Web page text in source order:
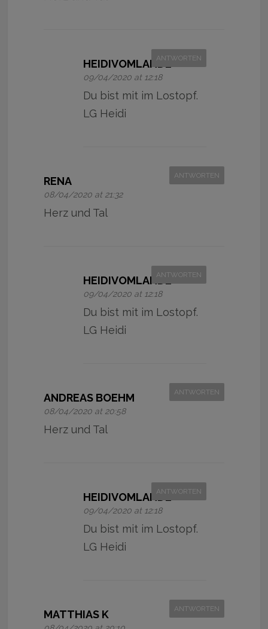
HEIDIVOMLANDE
09/04/2020 at 12:18
ANTWORTEN
Du bist mit im Lostopf.
LG Heidi
RENA
08/04/2020 at 21:32
ANTWORTEN
Herz und Tal
HEIDIVOMLANDE
09/04/2020 at 12:18
ANTWORTEN
Du bist mit im Lostopf.
LG Heidi
ANDREAS BOEHM
08/04/2020 at 20:58
ANTWORTEN
Herz und Tal
HEIDIVOMLANDE
09/04/2020 at 12:18
ANTWORTEN
Du bist mit im Lostopf.
LG Heidi
MATTHIAS K ANTWORTEN